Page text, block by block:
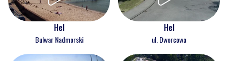
Hel
Bulwar Nadmorski
Hel
ul. Dworcowa